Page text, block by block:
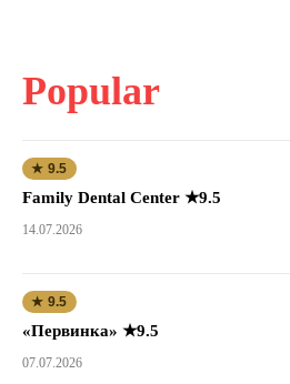
Popular
★ 9.5
Family Dental Center ★9.5
14.07.2026
★ 9.5
«Первинка» ★9.5
07.07.2026